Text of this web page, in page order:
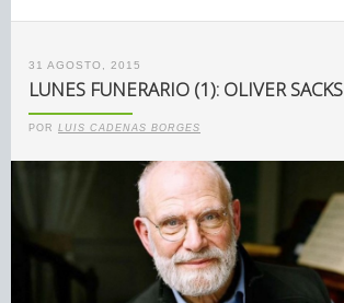
31 AGOSTO, 2015
LUNES FUNERARIO (1): OLIVER SACKS
POR LUIS CADENAS BORGES